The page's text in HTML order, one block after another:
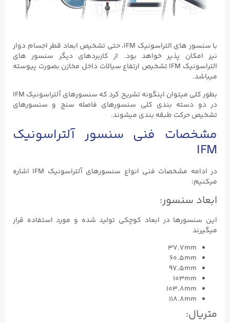
با سنسور های التراسونیک IFM، حتی تشخیص ابعاد قطر اجسام دوار
نیز امکان پذیر خواهد بود. از کاربردهای دیگر سنسور های
التراسونیک IFM تشخیص ارتفاع سیالات داخل مخازن بصورت پیوسته
میباشد.
بطور کلی میتوان اینگونه تشریح کرد که سنسورهای آلتراسونیک IFM
در دو دسته بندی کلی سنسورهای فاصله سنج و سنسورهای
تشخیص حرکت طبقه بندی میشوند.
مشخصات فنی سنسور آلتراسونیک
IFM
در ادامه مشخصات فنی انواع سنسورهای آلتراسونیک IFM اشاره
میکنیم:
ابعاد سنسور:
این سنسورها در ابعاد کوچکی تولید شده و مورد استفاده قرار
میگیرند
37.7mm
60.5mm
97.5mm
103mm
103.8mm
118.8mm
متریال: